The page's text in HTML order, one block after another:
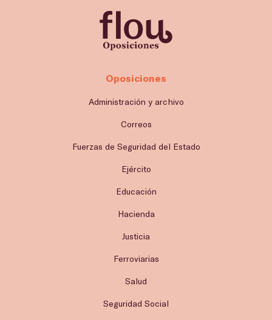
Oposiciones
Administración y archivo
Correos
Fuerzas de Seguridad del Estado
Ejército
Educación
Hacienda
Justicia
Ferroviarias
Salud
Seguridad Social